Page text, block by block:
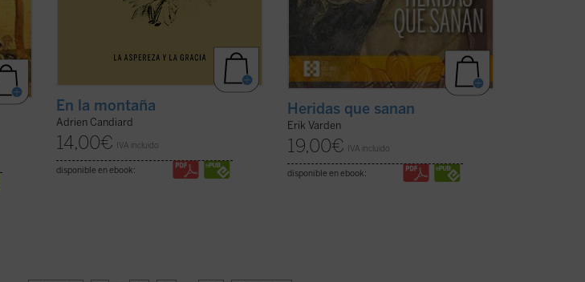
En la montaña
Adrien Candiard
14,00€ IVA incluido
disponible en ebook:
Heridas que sanan
Erik Varden
19,00€ IVA incluido
disponible en ebook: